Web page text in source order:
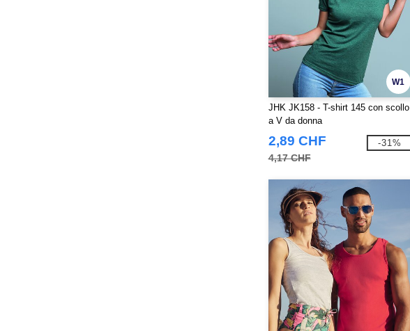
W1
JHK JK158 - T-shirt 145 con scollo
a V da donna
2,89 CHF
4,17 CHF
-31%